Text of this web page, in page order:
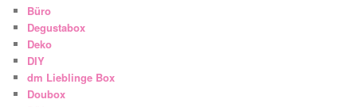
Büro
Degustabox
Deko
DIY
dm Lieblinge Box
Doubox